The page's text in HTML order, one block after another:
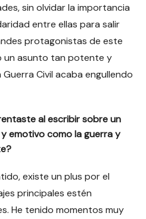
sin olvidar la importancia
entre ellas para salir
protagonistas de este
un asunto tan potente y
Civil acaba engullendo
al escribir sobre un
emotivo como la guerra y
existe un plus por el
principales estén
He tenido momentos muy